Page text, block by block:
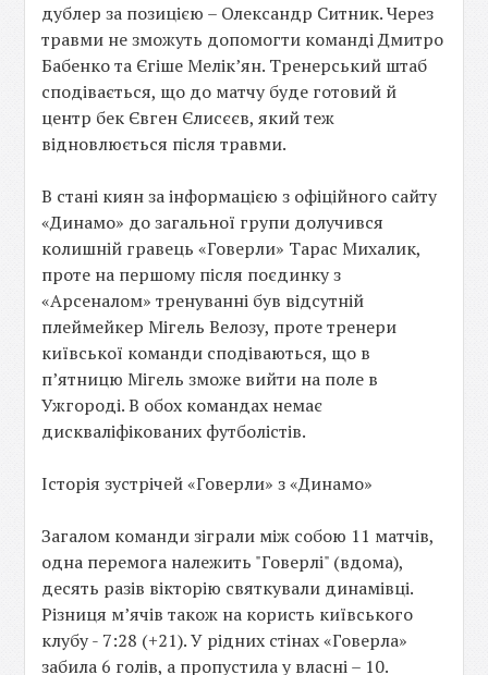
дублер за позицією – Олександр Ситник. Через
травми не зможуть допомогти команді Дмитро
Бабенко та Єгіше Мелік’ян. Тренерський штаб
сподівається, що до матчу буде готовий й
центр бек Євген Єлисєєв, який теж
відновлюється після травми.
В стані киян за інформацією з офіційного сайту
«Динамо» до загальної групи долучився
колишній гравець «Говерли» Тарас Михалик,
проте на першому після поєдинку з
«Арсеналом» тренуванні був відсутній
плеймейкер Мігель Велозу, проте тренери
київської команди сподіваються, що в
п’ятницю Мігель зможе вийти на поле в
Ужгороді. В обох командах немає
дискваліфікованих футболістів.
Історія зустрічей «Говерли» з «Динамо»
Загалом команди зіграли між собою 11 матчів,
одна перемога належить "Говерлі" (вдома),
деcять разів вікторію святкували динамівці.
Різниця м’ячів також на користь київського
клубу - 7:28 (+21). У рідних стінах «Говерла»
забила 6 голів, а пропустила у власні – 10.